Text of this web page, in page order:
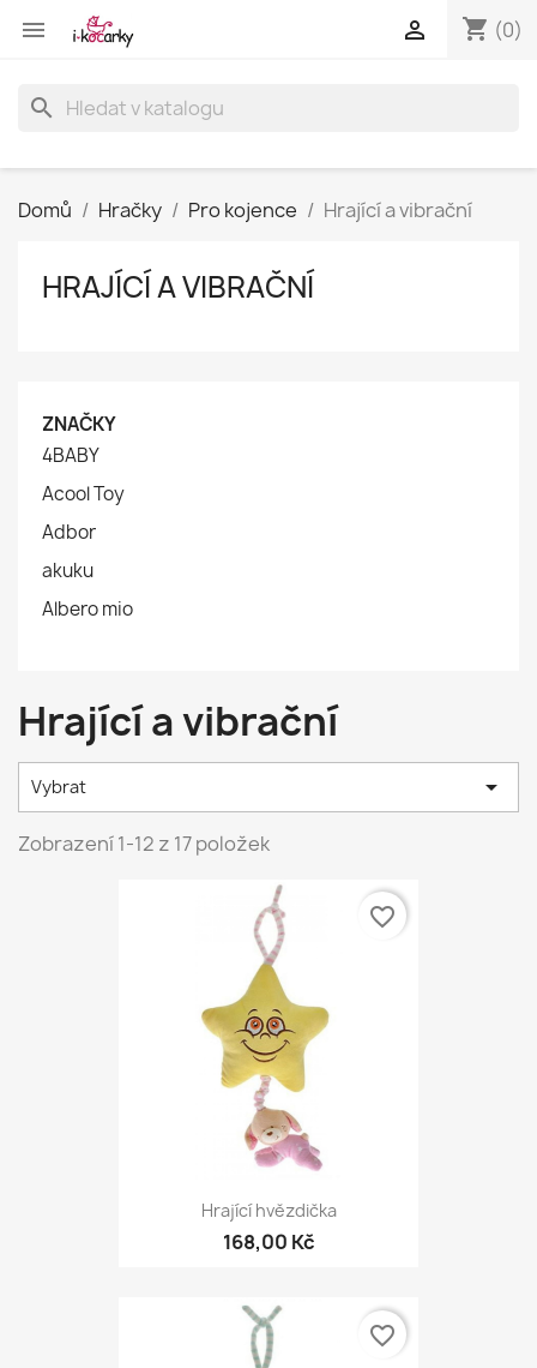
 shopping_cart (0)

search
Domů Hračky Pro kojence Hrající a vibrační
HRAJÍCÍ A VIBRAČNÍ
ZNAČKY
4BABY
Acool Toy
Adbor
akuku
Albero mio
Hrající a vibrační
Vybrat 
Zobrazení 1-12 z 17 položek
Hrající hvězdička
168,00 Kč
favorite_border
favorite_border